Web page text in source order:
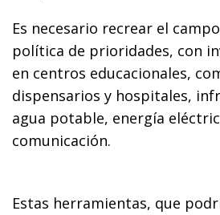
Es necesario recrear el
política de prioridades, con
en centros educacionales,
dispensarios y hospitales,
agua potable, energía
comunicación.
Estas herramientas, que